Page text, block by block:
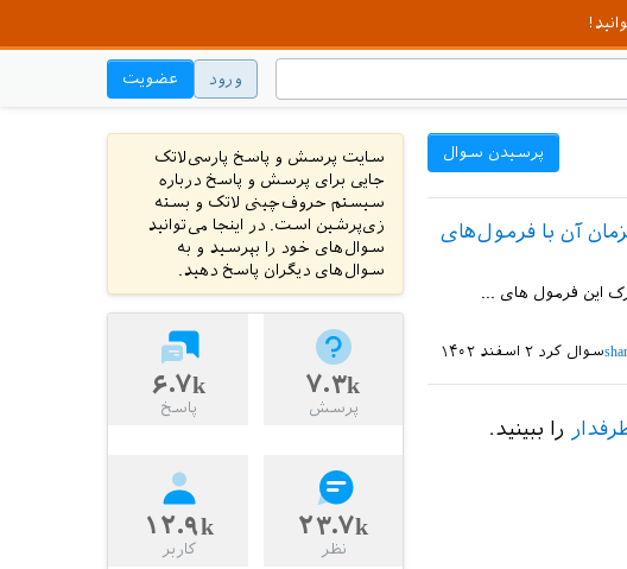
ورود عضویت
پرسیدن سوال
آن با فرمول‌های
این فرمول های ...
سوال کرد ۲ اسفند ۱۴۰۲
را ببینید.
سایت پرسش و پاسخ پارسی‌لاتک
جایی برای پرسش و پاسخ درباره
سیستم حروف‌چینی لاتک و بسته
زی‌پرشین است. در اینجا می‌توانید
سوال‌های خود را بپرسید و به
سوال‌های دیگران پاسخ دهید.
۷.۳k
پرسش
۶.۷k
پاسخ
۲۳.۷k
نظر
۱۲.۹k
کاربر